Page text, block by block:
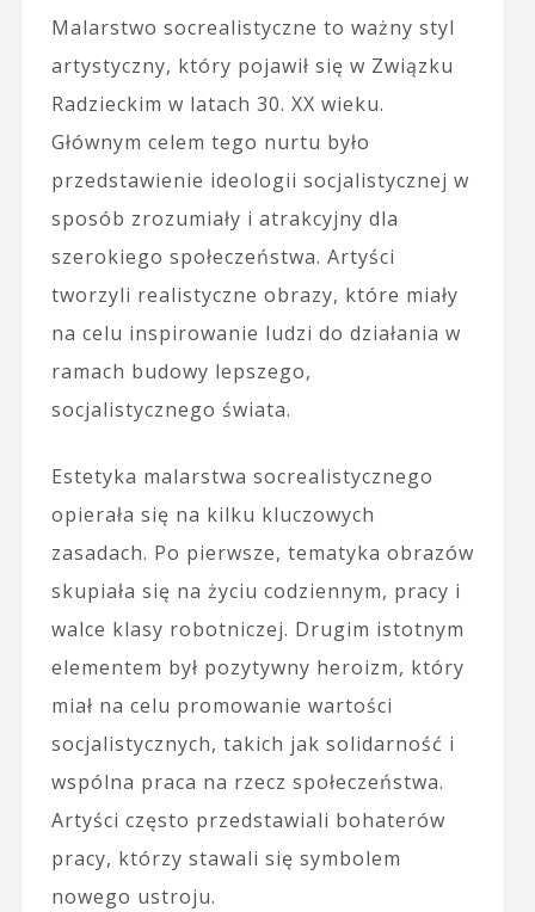
Malarstwo socrealistyczne to ważny styl
artystyczny, który pojawił się w Związku
Radzieckim w latach 30. XX wieku.
Głównym celem tego nurtu było
przedstawienie ideologii socjalistycznej w
sposób zrozumiały i atrakcyjny dla
szerokiego społeczeństwa. Artyści
tworzyli realistyczne obrazy, które miały
na celu inspirowanie ludzi do działania w
ramach budowy lepszego,
socjalistycznego świata.
Estetyka malarstwa socrealistycznego
opierała się na kilku kluczowych
zasadach. Po pierwsze, tematyka obrazów
skupiała się na życiu codziennym, pracy i
walce klasy robotniczej. Drugim istotnym
elementem był pozytywny heroizm, który
miał na celu promowanie wartości
socjalistycznych, takich jak solidarność i
wspólna praca na rzecz społeczeństwa.
Artyści często przedstawiali bohaterów
pracy, którzy stawali się symbolem
nowego ustroju.